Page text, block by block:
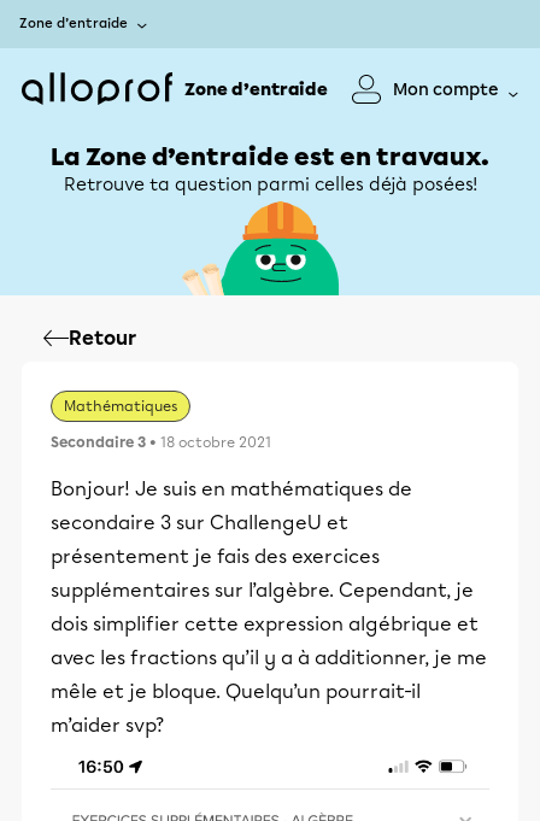
Zone d’entraide
Zone d’entraide Mon compte
La Zone d’entraide est en travaux.
Retrouve ta question parmi celles déjà posées!
Retour
Mathématiques
Secondaire 3 • 18 octobre 2021
Bonjour! Je suis en mathématiques de
secondaire 3 sur ChallengeU et
présentement je fais des exercices
supplémentaires sur l’algèbre. Cependant, je
dois simplifier cette expression algébrique et
avec les fractions qu’il y a à additionner, je me
mêle et je bloque. Quelqu’un pourrait-il
m’aider svp?